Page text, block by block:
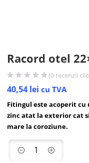
Racord otel
(0 recenzii
40,54 lei cu TVA
Fitingul este acoperit cu
zinc atat la exterior cat
mare la coroziune.